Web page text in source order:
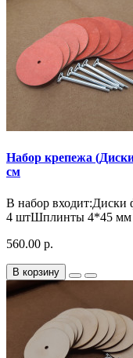
Набор крепежа
см
В набор входит:Диски
4 штШплинты 4*45 мм
560.00 р.
В корзину